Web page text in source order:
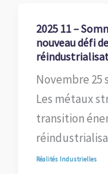
2025 11 –
nouveau défi
Novembre 25
Les métaux
transition
Réalités Industrielles